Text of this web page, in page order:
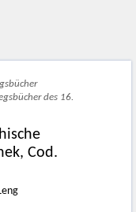
des 16.
Cod.